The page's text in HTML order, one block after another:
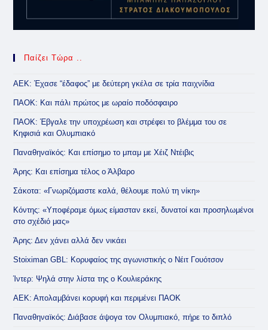
Παίζει Τώρα ..
ΑΕΚ: Έχασε “έδαφος” με δεύτερη γκέλα σε τρία παιχνίδια
ΠΑΟΚ: Και πάλι πρώτος με ωραίο ποδόσφαιρο
ΠΑΟΚ: Έβγαλε την υποχρέωση και στρέφει το βλέμμα του σε
Κηφισιά και Ολυμπιακό
Παναθηναϊκός: Και επίσημο το μπαμ με Χέιζ Ντέιβις
Άρης: Και επίσημα τέλος ο Άλβαρο
Σάκοτα: «Γνωριζόμαστε καλά, θέλουμε πολύ τη νίκη»
Κόντης: «Υποφέραμε όμως είμασταν εκεί, δυνατοί και προσηλωμένοι
στο σχέδιό μας»
Άρης: Δεν χάνει αλλά δεν νικάει
Stoiximan GBL: Κορυφαίος της αγωνιστικής ο Νέιτ Γουότσον
Ίντερ: Ψηλά στην λίστα της ο Κουλιεράκης
ΑΕΚ: Απολαμβάνει κορυφή και περιμένει ΠΑΟΚ
Παναθηναϊκός: Διάβασε άψογα τον Ολυμπιακό, πήρε το διπλό